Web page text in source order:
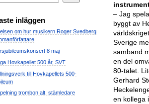
inläggen
om hur musikern Roger Svedberg
8 maj
Hovkapellet 500 år, SVT
till Hovkapellets 500-
trombon alt. stämledare
– Jag
byggt av
Sverige
samband
en del
80-talet.
Gerhard
en kollega